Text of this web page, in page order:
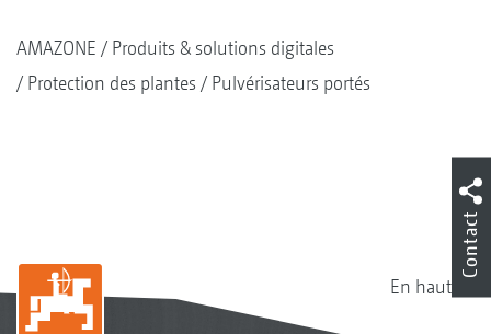
AMAZONE
Produits & solutions digitales
Protection des plantes
Pulvérisateurs portés
En haut
Contact